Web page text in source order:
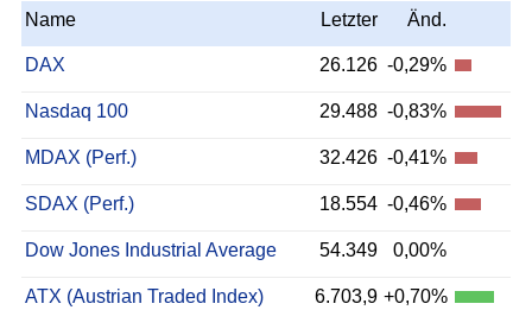
Name Letzter Änd.
DAX 26.126 -0,29%
Nasdaq 100 29.488 -0,83%
MDAX (Perf.) 32.426 -0,41%
SDAX (Perf.) 18.554 -0,46%
Dow Jones Industrial Average 54.349 0,00%
ATX (Austrian Traded Index) 6.703,9 +0,70%